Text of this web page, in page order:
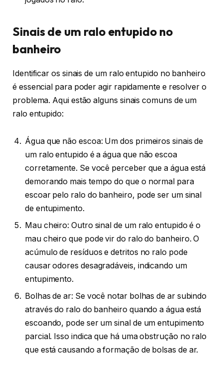
Sinais de um ralo entupido no
banheiro
Identificar os sinais de um ralo entupido no banheiro
é essencial para poder agir rapidamente e resolver o
problema. Aqui estão alguns sinais comuns de um
ralo entupido:
Água que não escoa: Um dos primeiros sinais de
um ralo entupido é a água que não escoa
corretamente. Se você perceber que a água está
demorando mais tempo do que o normal para
escoar pelo ralo do banheiro, pode ser um sinal
de entupimento.
Mau cheiro: Outro sinal de um ralo entupido é o
mau cheiro que pode vir do ralo do banheiro. O
acúmulo de resíduos e detritos no ralo pode
causar odores desagradáveis, indicando um
entupimento.
Bolhas de ar: Se você notar bolhas de ar subindo
através do ralo do banheiro quando a água está
escoando, pode ser um sinal de um entupimento
parcial. Isso indica que há uma obstrução no ralo
que está causando a formação de bolsas de ar.